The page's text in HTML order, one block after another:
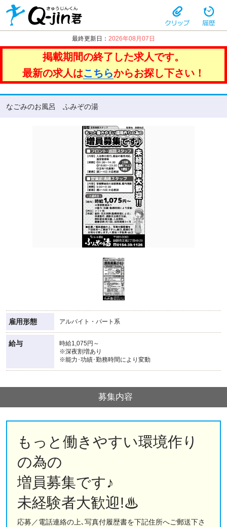
最終更新日： 2026年08月07日
掲載期間の終了した求人です。
最新の求人はこちらからお探し下さい！
なごみのお風呂 ふみぞの湯
雇用形態 アルバイト・パート系
給与
時給1,075円～
※深夜割増あり
※能力･功績･勤務時間により変動
募集内容
もっと働きやすい環境作り
の為の
増員募集です♪
未経験者大歓迎!♨
応募／電話連絡の上､写真付履歴書を下記住所へご郵送下さ